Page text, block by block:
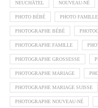
NEUCHÂTEL NOUVEAU-NÉ
PHOTO BÉBÉ PHOTO FAMILLE
PHOTOGRAPHE BÉBÉ
PHOTOGRAPHE FAMILLE
PHOTOGRAPHE GROSSESSE
PHOTOGRAPHE MARIAGE
PHOTOGRAPHE MARIAGE SUISSE
PHOTOGRAPHE NOUVEAU-NÉ